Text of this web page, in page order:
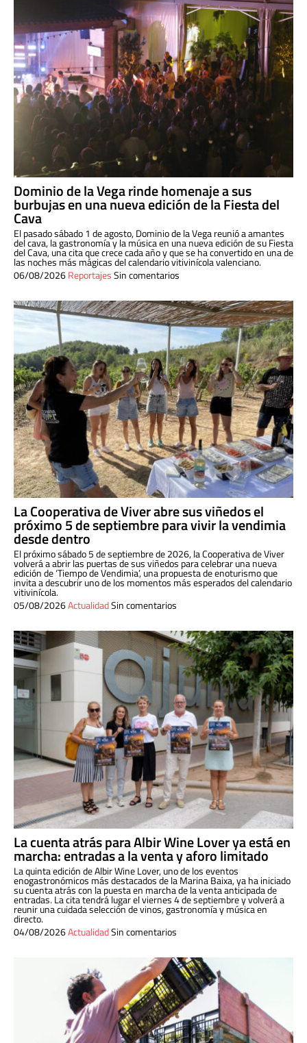
Dominio de la Vega rinde homenaje a sus
burbujas en una nueva edición de la Fiesta del
Cava
El pasado sábado 1 de agosto, Dominio de la Vega reunió a amantes
del cava, la gastronomía y la música en una nueva edición de su Fiesta
del Cava, una cita que crece cada año y que se ha convertido en una de
las noches más mágicas del calendario vitivinícola valenciano.
06/08/2026ReportajesSin comentarios
La Cooperativa de Viver abre sus viñedos el
próximo 5 de septiembre para vivir la vendimia
desde dentro
El próximo sábado 5 de septiembre de 2026, la Cooperativa de Viver
volverá a abrir las puertas de sus viñedos para celebrar una nueva
edición de ‘Tiempo de Vendimia’, una propuesta de enoturismo que
invita a descubrir uno de los momentos más esperados del calendario
vitivinícola.
05/08/2026ActualidadSin comentarios
La cuenta atrás para Albir Wine Lover ya está en
marcha: entradas a la venta y aforo limitado
La quinta edición de Albir Wine Lover, uno de los eventos
enogastronómicos más destacados de la Marina Baixa, ya ha iniciado
su cuenta atrás con la puesta en marcha de la venta anticipada de
entradas. La cita tendrá lugar el viernes 4 de septiembre y volverá a
reunir una cuidada selección de vinos, gastronomía y música en
directo.
04/08/2026ActualidadSin comentarios